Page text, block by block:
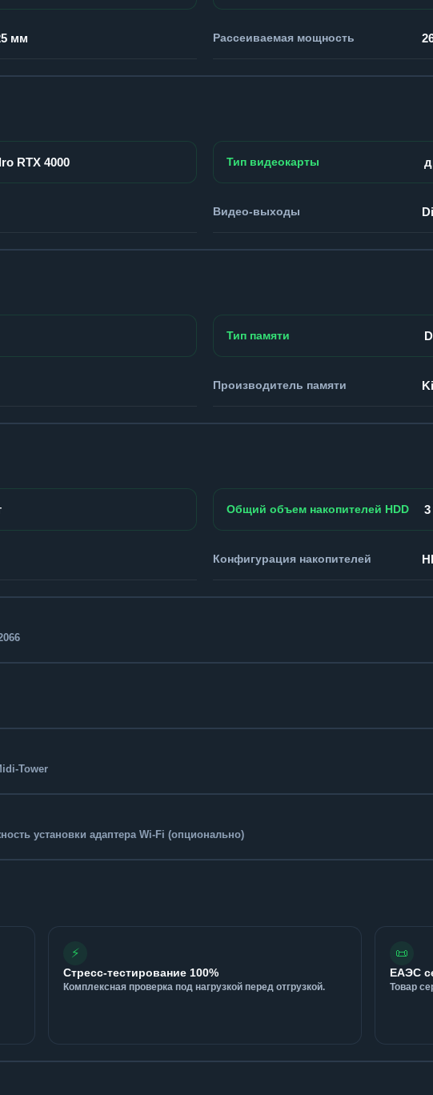
мм Рассеиваемая мощность
RTX 4000 Тип видеокарты
Видео-выходы
Тип памяти
Производитель памяти
Общий объем накопителей HDD
Конфигурация накопителей
Tower
установки адаптера Wi-Fi (опционально)
⚡
Стресс-тестирование 100%
Комплексная проверка под нагрузкой перед отгрузкой.
📜
ЕАЭС
Товар